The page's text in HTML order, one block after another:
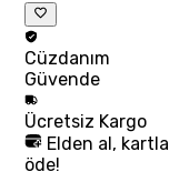
Cüzdanım
Güvende
Ücretsiz Kargo
Elden al, kartla
öde!